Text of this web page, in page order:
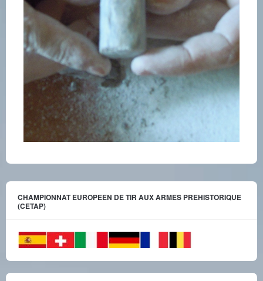
CHAMPIONNAT EUROPEEN DE TIR AUX ARMES PREHISTORIQUE
(CETAP)